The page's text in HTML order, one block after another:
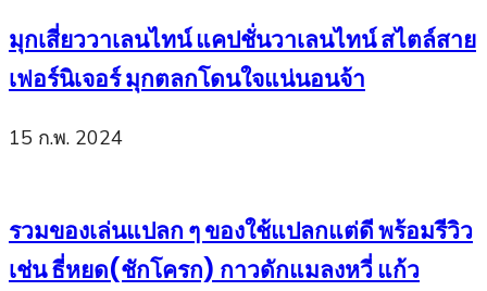
มุกเสี่ยววาเลนไทน์ แคปชั่นวาเลนไทน์ สไตล์สาย
เฟอร์นิเจอร์ มุกตลกโดนใจแน่นอนจ้า
15 ก.พ. 2024
รวมของเล่นแปลก ๆ ของใช้แปลกแต่ดี พร้อมรีวิว
เช่น ธี่หยด(ชักโครก) กาวดักแมลงหวี่ แก้ว